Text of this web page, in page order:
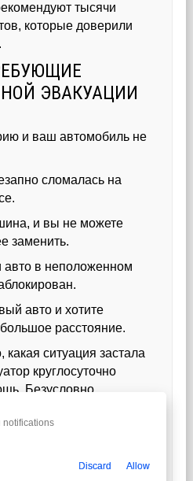
тысячи
которые доверили
ЭВАКУАЦИИ
и ваш автомобиль не
сломалась на
и вы не можете
заменить.
авто в неположенном
авто и хотите
расстояние.
какая ситуация застала
круглосуточно
Безусловно,
могут произойти в
специалисты
удобным и
notifications
Discard Allow